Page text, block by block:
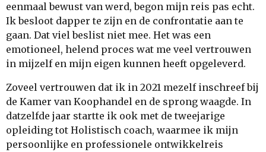
eenmaal bewust van werd, begon mijn reis pas echt.
Ik besloot dapper te zijn en de confrontatie aan te
gaan. Dat viel beslist niet mee. Het was een
emotioneel, helend proces wat me veel vertrouwen
in mijzelf en mijn eigen kunnen heeft opgeleverd.
Zoveel vertrouwen dat ik in 2021 mezelf inschreef bij
de Kamer van Koophandel en de sprong waagde. In
datzelfde jaar startte ik ook met de tweejarige
opleiding tot Holistisch coach, waarmee ik mijn
persoonlijke en professionele ontwikkelreis